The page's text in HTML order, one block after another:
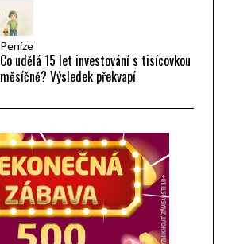
Peníze
Co udělá 15 let investování s tisícovkou
měsíčně? Výsledek překvapí